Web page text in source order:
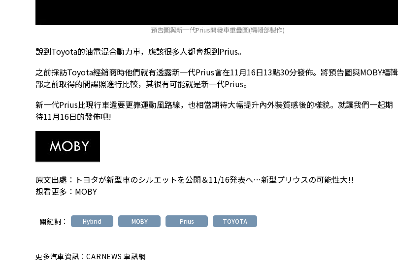
預告圖與新一代Prius開發車重疊圖(編輯部製作)
說到Toyota的油電混合動力車，應該很多人都會想到Prius。
之前採訪Toyota經銷商時他們就有透露新一代Prius會在11月16日13點30分發佈。將預告圖與MOBY編輯
部之前取得的間諜照進行比較，其很有可能就是新一代Prius。
新一代Prius比現行車還要更靠運動風路線，也相當期待大幅提升內外裝質感後的樣貌。就讓我們一起期
待11月16日的發佈吧!
原文出處： トヨタが新型車のシルエットを公開＆11/16発表へ…新型プリウスの可能性大!!
想看更多： MOBY
關鍵詞： Hybrid MOBY Prius TOYOTA
更多汽車資訊：CARNEWS 車訊網